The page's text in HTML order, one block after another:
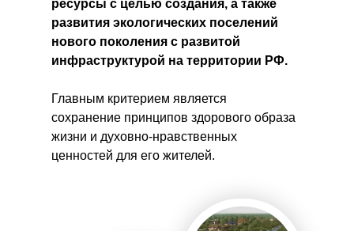
ресурсы с целью создания, а также
развития экологических поселений
нового поколения с развитой
инфраструктурой на территории РФ.
Главным критерием является
сохранение принципов здорового образа
жизни и духовно-нравственных
ценностей для его жителей.